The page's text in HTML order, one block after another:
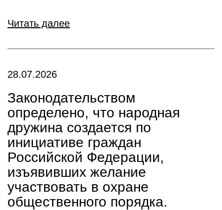
Читать далее
28.07.2026
Законодательством
определено, что народная
дружина создается по
инициативе граждан
Российской Федерации,
изъявивших желание
участвовать в охране
общественного порядка.